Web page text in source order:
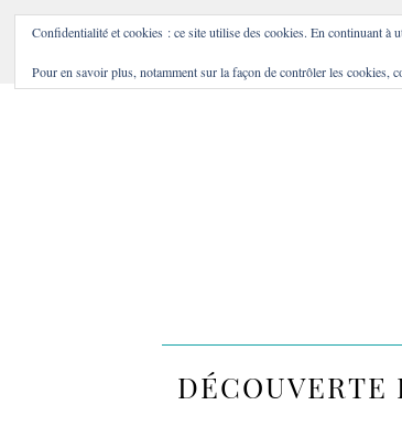
DÉCOUVERTE
Confidentialité et cookies : ce site utilise des cookies. En continuant à
Pour en savoir plus, notamment sur la façon de contrôler les cookies,